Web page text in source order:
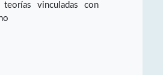
vinculadas con